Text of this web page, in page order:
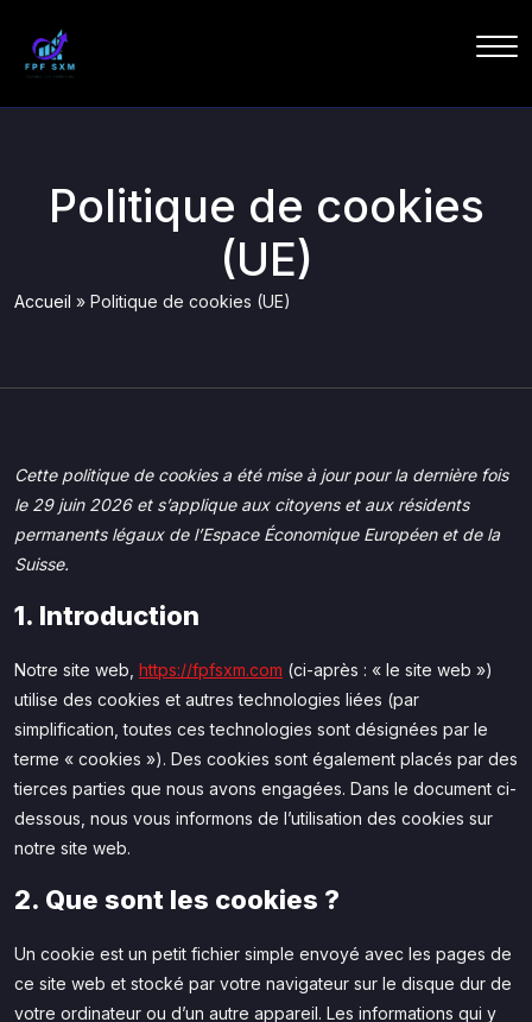
Politique de cookies
(UE)
Accueil » Politique de cookies (UE)
Cette politique de cookies a été mise à jour pour la dernière fois
le 29 juin 2026 et s’applique aux citoyens et aux résidents
permanents légaux de l’Espace Économique Européen et de la
Suisse.
1. Introduction
Notre site web, https://fpfsxm.com (ci-après : « le site web »)
utilise des cookies et autres technologies liées (par
simplification, toutes ces technologies sont désignées par le
terme « cookies »). Des cookies sont également placés par des
tierces parties que nous avons engagées. Dans le document ci-
dessous, nous vous informons de l’utilisation des cookies sur
notre site web.
2. Que sont les cookies ?
Un cookie est un petit fichier simple envoyé avec les pages de
ce site web et stocké par votre navigateur sur le disque dur de
votre ordinateur ou d’un autre appareil. Les informations qui y